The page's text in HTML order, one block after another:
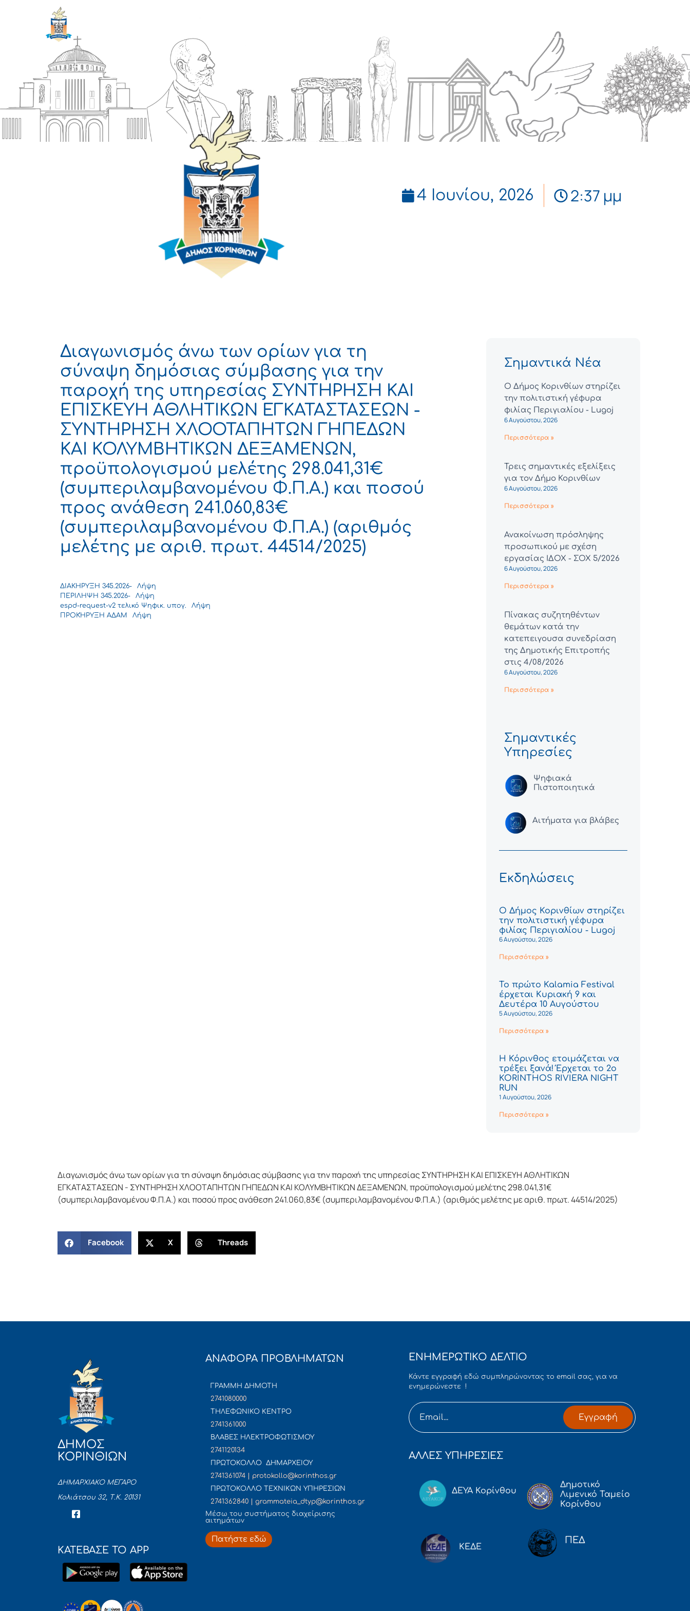
4 Ιουνίου, 2026 2:37 μμ
Διαγωνισμός άνω των ορίων για τη
σύναψη δημόσιας σύμβασης για την
παροχή της υπηρεσίας ΣΥΝΤΗΡΗΣΗ ΚΑΙ
ΕΠΙΣΚΕΥΗ ΑΘΛΗΤΙΚΩΝ ΕΓΚΑΤΑΣΤΑΣΕΩΝ -
ΣΥΝΤΗΡΗΣΗ ΧΛΟΟΤΑΠΗΤΩΝ ΓΗΠΕΔΩΝ
ΚΑΙ ΚΟΛΥΜΒΗΤΙΚΩΝ ΔΕΞΑΜΕΝΩΝ,
προϋπολογισμού μελέτης 298.041,31€
(συμπεριλαμβανομένου Φ.Π.Α.) και ποσού
προς ανάθεση 241.060,83€
(συμπεριλαμβανομένου Φ.Π.Α.) (αριθμός
μελέτης με αριθ. πρωτ. 44514/2025)
ΔΙΑΚΗΡΥΞΗ 345.2026-
Λήψη
ΠΕΡΙΛΗΨΗ 345.2026-
Λήψη
espd-request-v2 τελικό Ψηφικ. υπογ.
Λήψη
ΠΡΟΚΉΡΥΞΗ ΑΔΑΜ
Λήψη
Σημαντικά Νέα
Ο Δήμος Κορινθίων στηρίζει
την πολιτιστική γέφυρα
φιλίας Περιγιαλίου - Lugoj
6 Αυγούστου, 2026
Περισσότερα »
Τρεις σημαντικές εξελίξεις
για τον Δήμο Κορινθίων
6 Αυγούστου, 2026
Περισσότερα »
Ανακοίνωση πρόσληψης
προσωπικού με σχέση
εργασίας ΙΔΟΧ - ΣΟΧ 5/2026
6 Αυγούστου, 2026
Περισσότερα »
Πίνακας συζητηθέντων
θεμάτων κατά την
κατεπειγουσα συνεδρίαση
της Δημοτικής Επιτροπής
στις 4/08/2026
6 Αυγούστου, 2026
Περισσότερα »
Σημαντικές
Υπηρεσίες
Ψηφιακά
Πιστοποιητικά
Αιτήματα για βλάβες
Εκδηλώσεις
Ο Δήμος Κορινθίων στηρίζει
την πολιτιστική γέφυρα
φιλίας Περιγιαλίου - Lugoj
6 Αυγούστου, 2026
Περισσότερα »
Το πρώτο Kalamia Festival
έρχεται Κυριακή 9 και
Δευτέρα 10 Αυγούστου
5 Αυγούστου, 2026
Περισσότερα »
Η Κόρινθος ετοιμάζεται να
τρέξει ξανά! Έρχεται το 2ο
KORINTHOS RIVIERA NIGHT
RUN
1 Αυγούστου, 2026
Περισσότερα »
Διαγωνισμός άνω των ορίων για τη σύναψη δημόσιας σύμβασης για την παροχή της υπηρεσίας ΣΥΝΤΗΡΗΣΗ ΚΑΙ ΕΠΙΣΚΕΥΗ ΑΘΛΗΤΙΚΩΝ
ΕΓΚΑΤΑΣΤΑΣΕΩΝ - ΣΥΝΤΗΡΗΣΗ ΧΛΟΟΤΑΠΗΤΩΝ ΓΗΠΕΔΩΝ ΚΑΙ ΚΟΛΥΜΒΗΤΙΚΩΝ ΔΕΞΑΜΕΝΩΝ, προϋπολογισμού μελέτης 298.041,31€
(συμπεριλαμβανομένου Φ.Π.Α.) και ποσού προς ανάθεση 241.060,83€ (συμπεριλαμβανομένου Φ.Π.Α.) (αριθμός μελέτης με αριθ. πρωτ. 44514/2025)
Facebook X Threads
ΔΗΜΟΣ
ΚΟΡΙΝΘΙΩΝ
ΔΗΜΑΡΧΙΑΚΟ ΜΕΓΑΡΟ
Κολιάτσου 32, Τ.Κ. 20131
ΚΑΤΕΒΑΣΕ ΤΟ APP
ΑΝΑΦΟΡΑ ΠΡΟΒΛΗΜΑΤΩΝ
ΓΡΑΜΜΗ ΔΗΜΟΤΗ
2741080000
ΤΗΛΕΦΩΝΙΚΟ ΚΕΝΤΡΟ
2741361000
ΒΛΑΒΕΣ ΗΛΕΚΤΡΟΦΩΤΙΣΜΟΥ
2741120134
ΠΡΩΤΟΚΟΛΛΟ ΔΗΜΑΡΧΕΙΟΥ
2741361074 | protokollo@korinthos.gr
ΠΡΩΤΟΚΟΛΛΟ ΤΕΧΝΙΚΩΝ ΥΠΗΡΕΣΙΩΝ
2741362840 | grammateia_dtyp@korinthos.gr
Mέσω του συστήματος διαχείρισης
αιτημάτων
Πατήστε εδώ
ΕΝΗΜΕΡΩΤΙΚΟ ΔΕΛΤΙΟ
Κάντε εγγραφή εδώ συμπληρώνοντας το email σας, για να
ενημερώνεστε !
Εγγραφή
ΑΛΛΕΣ ΥΠΗΡΕΣΙΕΣ
ΔΕΥΑ Κορίνθου
Δημοτικό
Λιμενικό Ταμείο
Κορίνθου
ΚΕΔΕ
ΠΕΔ